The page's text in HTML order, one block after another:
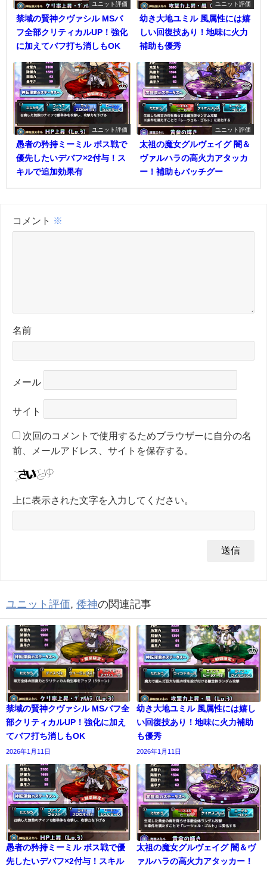
ユニット評価
禁域の賢神クヴァシル MSバ
フ全部クリティカルUP！強化
に加えてバフ打ち消しもOK
ユニット評価
幼き大地ユミル 風属性には嬉
しい回復技あり！地味に火力
補助も優秀
ユニット評価
愚者の矜持ミーミル ボス戦で
優先したいデバフ×2付与！ス
キルで追加効果有
ユニット評価
太祖の魔女グルヴェイグ 闇＆
ヴァルハラの高火力アタッカ
ー！補助もバッチグー
コメント ※
名前
メール
サイト
次回のコメントで使用するためブラウザーに自分の名
前、メールアドレス、サイトを保存する。
上に表示された文字を入力してください。
ユニット評価, 倭神の関連記事
禁域の賢神クヴァシル MSバフ全
部クリティカルUP！強化に加え
てバフ打ち消しもOK
2026年1月11日
幼き大地ユミル 風属性には嬉し
い回復技あり！地味に火力補助
も優秀
2026年1月11日
愚者の矜持ミーミル ボス戦で優
先したいデバフ×2付与！スキル
太祖の魔女グルヴェイグ 闇＆ヴ
ァルハラの高火力アタッカー！